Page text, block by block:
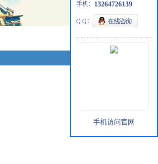
手机： 13264726139
Q Q：
手机访问官网